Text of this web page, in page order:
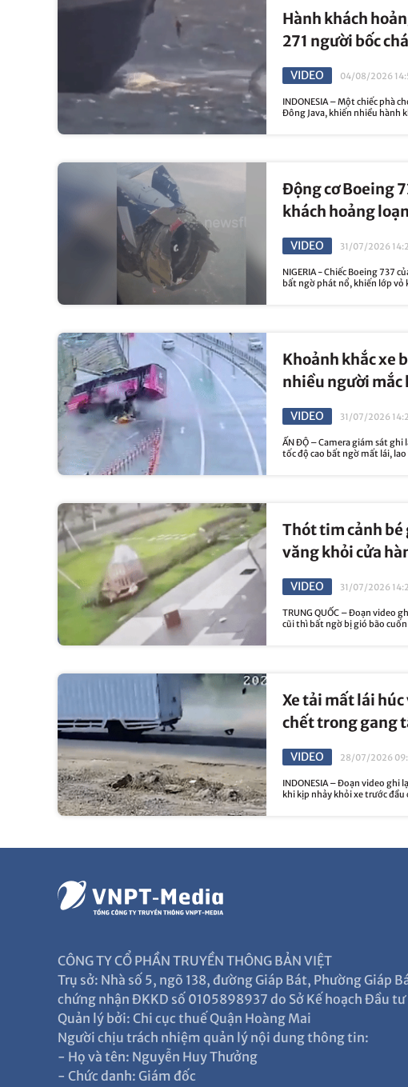
Hành khách
271 người bốc
VIDEO 04/08/2026
INDONESIA – Một chiếc phà
Đông Java, khiến nhiều hành
Động cơ Boeing
khách hoảng loạn
VIDEO 31/07/2026
NIGERIA - Chiếc Boeing 737
bất ngờ phát nổ, khiến lớp vỏ
Khoảnh khắc xe
nhiều người mắc
VIDEO 31/07/2026
ẤN ĐỘ – Camera giám sát
tốc độ cao bất ngờ mất lái,
Thót tim cảnh bé
văng khỏi cửa
VIDEO 31/07/2026
TRUNG QUỐC – Đoạn video
cũi thì bất ngờ bị gió bão
Xe tải mất lái
chết trong gang
VIDEO 28/07/2026
INDONESIA – Đoạn video
khi kịp nhảy khỏi xe trước
CÔNG TY CỔ PHẦN TRUYỀN THÔNG BẢN VIỆT
Trụ sở: Nhà số 5, ngõ 138, đường Giáp Bát, Phường Giáp
chứng nhận ĐKKD số 0105898937 do Sở Kế hoạch Đầu
Quản lý bởi: Chi cục thuế Quận Hoàng Mai
Người chịu trách nhiệm quản lý nội dung thông tin:
- Họ và tên: Nguyễn Huy Thưởng
- Chức danh: Giám đốc